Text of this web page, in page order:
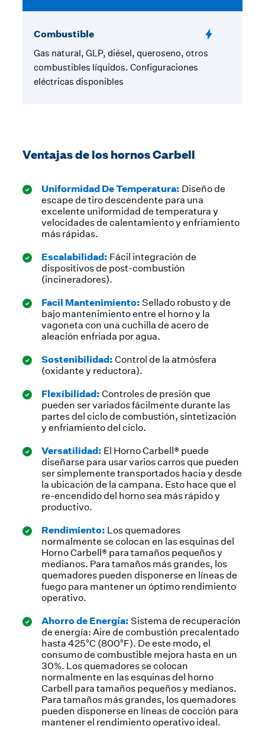
Combustible
Gas natural, GLP, diésel, queroseno, otros
combustibles líquidos. Configuraciones
eléctricas disponibles
Ventajas de los hornos Carbell
Uniformidad De Temperatura: Diseño de
escape de tiro descendente para una
excelente uniformidad de temperatura y
velocidades de calentamiento y enfriamiento
más rápidas.
Escalabilidad: Fácil integración de
dispositivos de post-combustión
(incineradores).
Facil Mantenimiento:Sellado robusto y de
bajo mantenimiento entre el horno y la
vagoneta con una cuchilla de acero de
aleación enfriada por agua.
Sostenibilidad:Control de la atmósfera
(oxidante y reductora).
Flexibilidad:Controles de presión que
pueden ser variados fácilmente durante las
partes del ciclo de combustión, sintetización
y enfriamiento del ciclo.
Versatilidad: El Horno Carbell® puede
diseñarse para usar varios carros que pueden
ser simplemente transportados hacia y desde
la ubicación de la campana. Esto hace que el
re-encendido del horno sea más rápido y
productivo.
Rendimiento: Los quemadores
normalmente se colocan en las esquinas del
Horno Carbell® para tamaños pequeños y
medianos. Para tamaños más grandes, los
quemadores pueden disponerse en líneas de
fuego para mantener un óptimo rendimiento
operativo.
Ahorro de Energía:Sistema de recuperación
de energía: Aire de combustión precalentado
hasta 425°C (800°F). De este modo, el
consumo de combustible mejora hasta en un
30%. Los quemadores se colocan
normalmente en las esquinas del horno
Carbell para tamaños pequeños y medianos.
Para tamaños más grandes, los quemadores
pueden disponerse en líneas de cocción para
mantener el rendimiento operativo ideal.